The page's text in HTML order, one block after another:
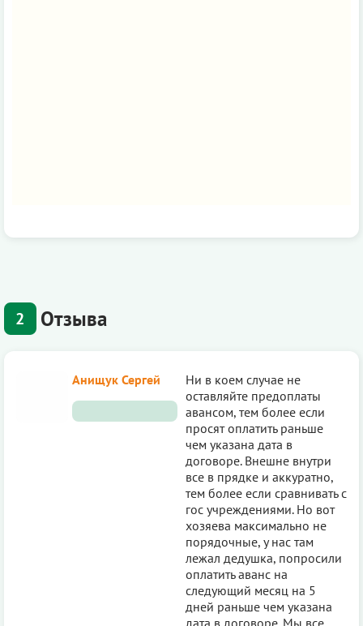
2 Отзыва
Анищук Сергей
Ни в коем случае не
оставляйте предоплаты
авансом, тем более если
просят оплатить раньше
чем указана дата в
договоре. Внешне внутри
все в прядке и аккуратно,
тем более если сравнивать с
гос учреждениями. Но вот
хозяева максимально не
порядочные, у нас там
лежал дедушка, попросили
оплатить аванс на
следующий месяц на 5
дней раньше чем указана
дата в договоре. Мы все